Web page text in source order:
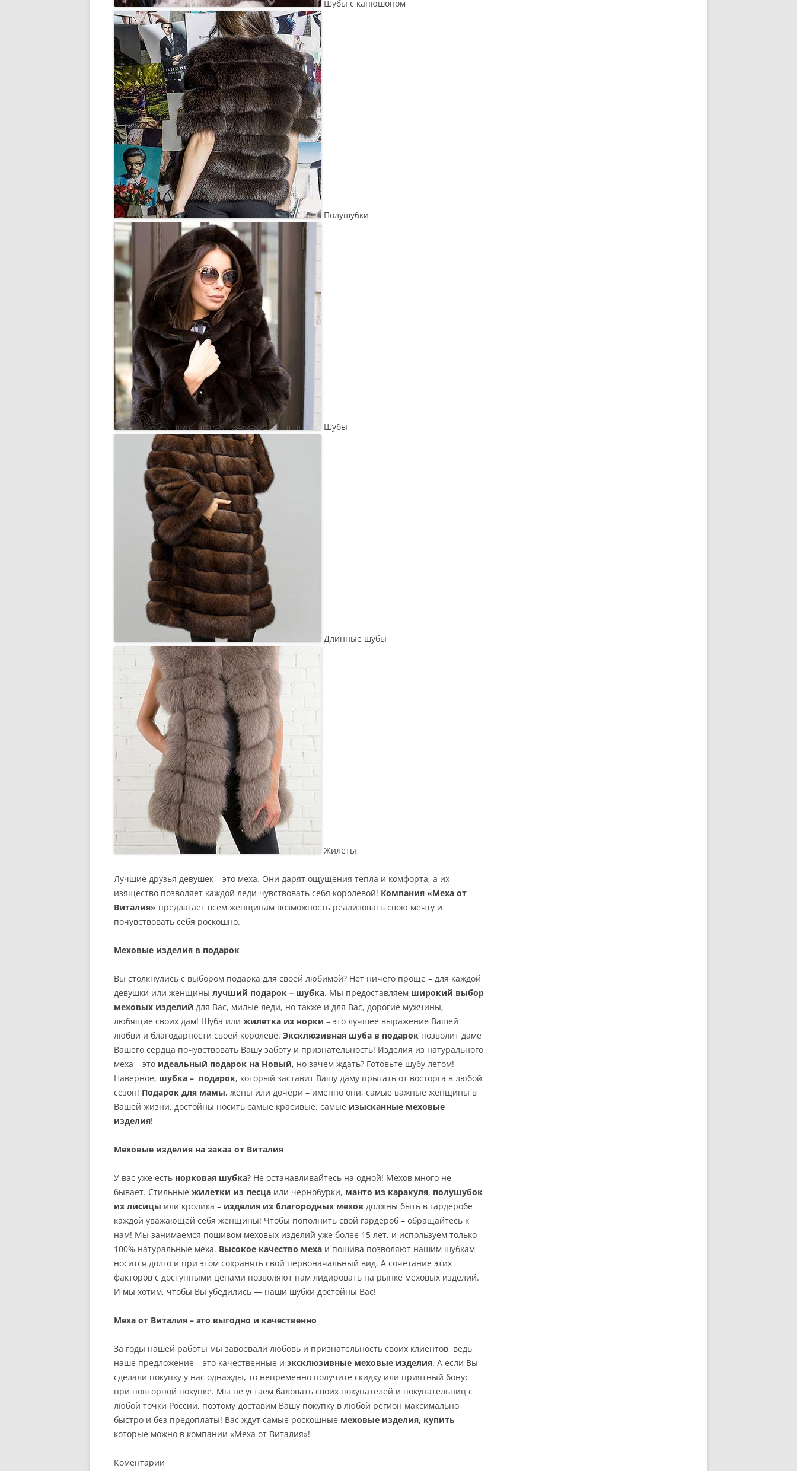
Шубы с капюшоном
Полушубки
Шубы
Длинные шубы
Жилеты
Лучшие друзья девушек – это меха. Они дарят ощущения тепла и комфорта, а их
изящество позволяет каждой леди чувствовать себя королевой! Компания «Меха от
Виталия» предлагает всем женщинам возможность реализовать свою мечту и
почувствовать себя роскошно.
Меховые изделия в подарок
Вы столкнулись с выбором подарка для своей любимой? Нет ничего проще – для каждой
девушки или женщины лучший подарок – шубка. Мы предоставляем широкий выбор
меховых изделий для Вас, милые леди, но также и для Вас, дорогие мужчины,
любящие своих дам! Шуба или жилетка из норки – это лучшее выражение Вашей
любви и благодарности своей королеве. Эксклюзивная шуба в подарок позволит даме
Вашего сердца почувствовать Вашу заботу и признательность! Изделия из натурального
меха – это идеальный подарок на Новый, но зачем ждать? Готовьте шубу летом!
Наверное, шубка – подарок, который заставит Вашу даму прыгать от восторга в любой
сезон! Подарок для мамы, жены или дочери – именно они, самые важные женщины в
Вашей жизни, достойны носить самые красивые, самые изысканные меховые
изделия!
Меховые изделия на заказ от Виталия
У вас уже есть норковая шубка? Не останавливайтесь на одной! Мехов много не
бывает. Стильные жилетки из песца или чернобурки, манто из каракуля, полушубок
из лисицы или кролика – изделия из благородных мехов должны быть в гардеробе
каждой уважающей себя женщины! Чтобы пополнить свой гардероб – обращайтесь к
нам! Мы занимаемся пошивом меховых изделий уже более 15 лет, и используем только
100% натуральные меха. Высокое качество меха и пошива позволяют нашим шубкам
носится долго и при этом сохранять свой первоначальный вид. А сочетание этих
факторов с доступными ценами позволяют нам лидировать на рынке меховых изделий.
И мы хотим, чтобы Вы убедились — наши шубки достойны Вас!
Меха от Виталия – это выгодно и качественно
За годы нашей работы мы завоевали любовь и признательность своих клиентов, ведь
наше предложение – это качественные и эксклюзивные меховые изделия. А если Вы
сделали покупку у нас однажды, то непременно получите скидку или приятный бонус
при повторной покупке. Мы не устаем баловать своих покупателей и покупательниц с
любой точки России, поэтому доставим Вашу покупку в любой регион максимально
быстро и без предоплаты! Вас ждут самые роскошные меховые изделия, купить
которые можно в компании «Меха от Виталия»!
Коментарии